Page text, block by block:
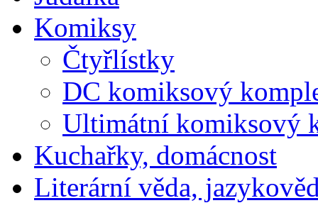
Komiksy
Čtyřlístky
DC komiksový
Ultimátní komiksový
Kuchařky, domácnost
Literární věda,